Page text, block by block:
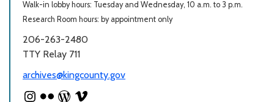
Walk-in lobby hours: Tuesday and Wednesday, 10 a.m. to 3 p.m.
Research Room hours: by appointment only
206-263-2480
TTY Relay 711
archives@kingcounty.gov